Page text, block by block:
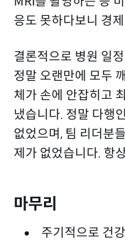
응도 못하다보니 경
결론적으로 병원 일
정말 오랜만에 모두
체가 손에 안잡히고
냈습니다. 정말 다행
없었으며, 팀 리더분
제가 없었습니다. 항
마무리
주기적으로 건